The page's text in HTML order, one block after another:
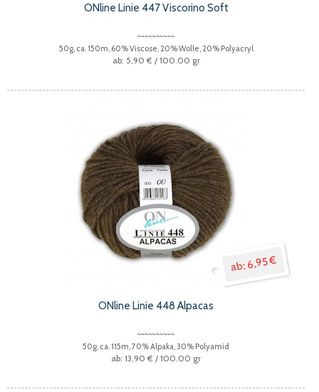
ONline Linie 447 Viscorino Soft
50g, ca. 150m, 60% Viscose, 20% Wolle, 20% Polyacryl
5,90 € / 100.00 gr
6,95 €
ONline Linie 448 Alpacas
50g, ca. 115m, 70% Alpaka, 30% Polyamid
13,90 € / 100.00 gr